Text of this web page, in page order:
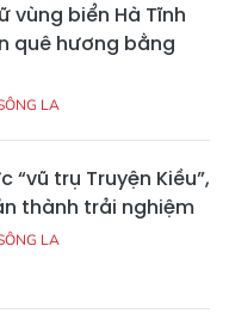
vùng biển Hà Tĩnh
quê hương bằng
LA
“vũ trụ Truyện Kiều”,
thành trải nghiệm
LA